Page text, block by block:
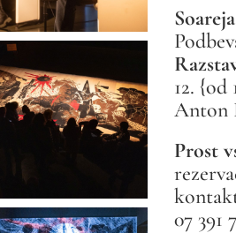
12. {od
Anton
Prost
07 391